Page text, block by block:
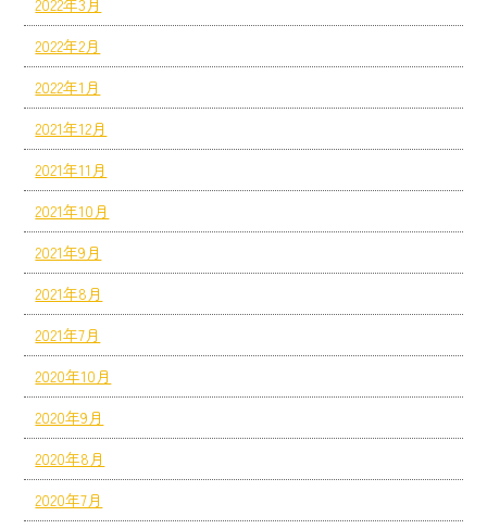
2022年3月
2022年2月
2022年1月
2021年12月
2021年11月
2021年10月
2021年9月
2021年8月
2021年7月
2020年10月
2020年9月
2020年8月
2020年7月